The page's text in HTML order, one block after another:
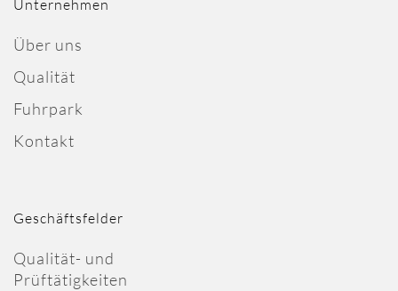
Unternehmen
Über uns
Qualität
Fuhrpark
Kontakt
Geschäftsfelder
Qualität- und
Prüftätigkeiten